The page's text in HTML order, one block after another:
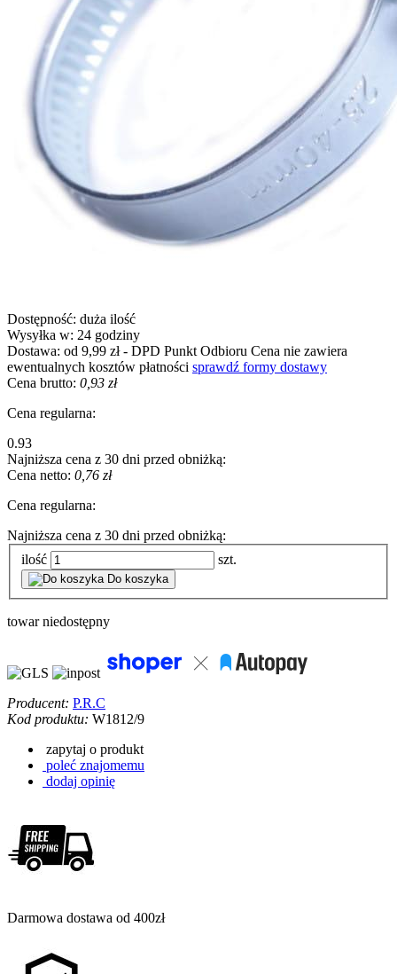
Dostępność: duża ilość
Wysyłka w: 24 godziny
Dostawa: od 9,99 zł - DPD Punkt Odbioru Cena nie zawiera
ewentualnych kosztów płatności sprawdź formy dostawy
Cena brutto: 0,93 zł
Cena regularna:
0.93
Najniższa cena z 30 dni przed obniżką:
Cena netto: 0,76 zł
Cena regularna:
Najniższa cena z 30 dni przed obniżką:
ilość
szt.
Do koszyka
towar niedostępny
Producent: P.R.C
Kod produktu: W1812/9
zapytaj o produkt
poleć znajomemu
dodaj opinię
Darmowa dostawa od 400zł